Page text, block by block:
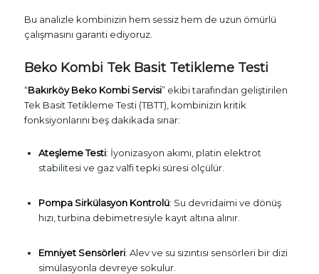
Bu analizle kombinizin hem sessiz hem de uzun ömürlü
çalışmasını garanti ediyoruz.
Beko Kombi Tek Basit Tetikleme Testi
“Bakırköy Beko Kombi Servisi” ekibi tarafından geliştirilen
Tek Basit Tetikleme Testi (TBTT), kombinizin kritik
fonksiyonlarını beş dakikada sınar:
Ateşleme Testi: İyonizasyon akımı, platin elektrot
stabilitesi ve gaz valfi tepki süresi ölçülür.
Pompa Sirkülasyon Kontrolü: Su devridaimi ve dönüş
hızı, turbina debimetresiyle kayıt altına alınır.
Emniyet Sensörleri: Alev ve su sızıntısı sensörleri bir dizi
simülasyonla devreye sokulur.